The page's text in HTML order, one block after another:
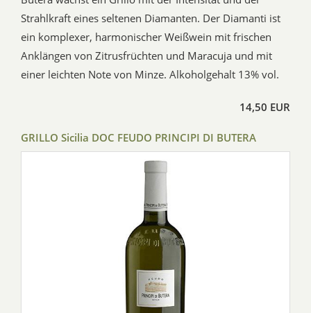
Strahlkraft eines seltenen Diamanten. Der Diamanti ist
ein komplexer, harmonischer Weißwein mit frischen
Anklängen von Zitrusfrüchten und Maracuja und mit
einer leichten Note von Minze. Alkoholgehalt 13% vol.
14,50 EUR
GRILLO Sicilia DOC FEUDO PRINCIPI DI BUTERA